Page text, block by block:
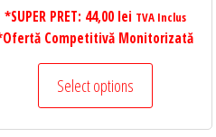
*SUPER PRET: 44,00 lei TVA Inclus
Competitivă Monitorizată
Select options